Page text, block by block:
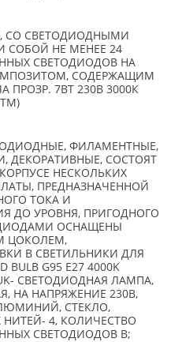
СО СВЕТОДИОДНЫМИ
НЕ МЕНЕЕ 24
СВЕТОДИОДОВ НА
СОДЕРЖАЩИМ
7ВТ 230В 3000К
ФИЛАМЕНТНЫЕ,
СОСТОЯТ
НЕСКОЛЬКИХ
ПРЕДНАЗНАЧЕННОЙ
ТОКА И
ДО УРОВНЯ, ПРИГОДНОГО
ОСНАЩЕНЫ
ЦОКОЛЕМ,
В СВЕТИЛЬНИКИ ДЛЯ
G95 E27 4000K
СВЕТОДИОДНАЯ ЛАМПА,
НА НАПРЯЖЕНИЕ 230В,
СТЕКЛО,
4, КОЛИЧЕСТВО
СВЕТОДИОДОВ В;